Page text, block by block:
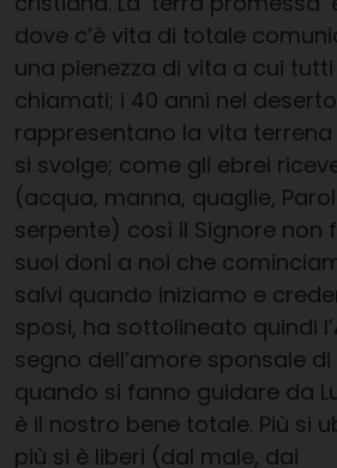
dove c’è vita di totale
una pienezza di vita a cui
chiamati; i 40 anni nel
rappresentano la vita
si svolge; come gli ebrei
(acqua, manna, quaglie,
serpente) così il Signore non
suoi doni a noi che
salvi quando iniziamo e
sposi, ha sottolineato quindi
segno dell’amore sponsale
quando si fanno guidare da
è il nostro bene totale. Più si
più si è liberi (dal male, dai